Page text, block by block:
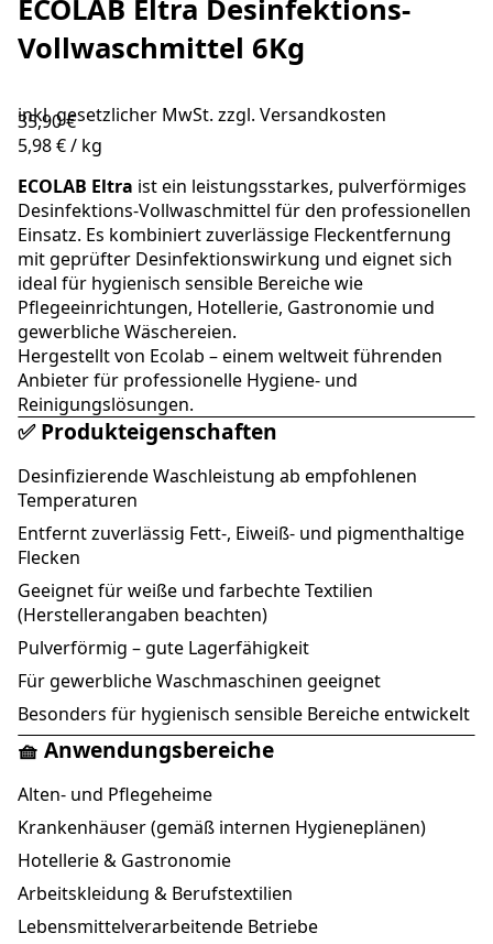
ECOLAB Eltra Desinfektions-
Vollwaschmittel 6Kg
inkl. gesetzlicher MwSt. zzgl. Versandkosten
35,90 €
5,98 €/ kg
ECOLAB Eltra ist ein leistungsstarkes, pulverförmiges
Desinfektions-Vollwaschmittel für den professionellen
Einsatz. Es kombiniert zuverlässige Fleckentfernung
mit geprüfter Desinfektionswirkung und eignet sich
ideal für hygienisch sensible Bereiche wie
Pflegeeinrichtungen, Hotellerie, Gastronomie und
gewerbliche Wäschereien.
Hergestellt von Ecolab – einem weltweit führenden
Anbieter für professionelle Hygiene- und
Reinigungslösungen.
✅ Produkteigenschaften
Desinfizierende Waschleistung ab empfohlenen
Temperaturen
Entfernt zuverlässig Fett-, Eiweiß- und pigmenthaltige
Flecken
Geeignet für weiße und farbechte Textilien
(Herstellerangaben beachten)
Pulverförmig – gute Lagerfähigkeit
Für gewerbliche Waschmaschinen geeignet
Besonders für hygienisch sensible Bereiche entwickelt
🧺 Anwendungsbereiche
Alten- und Pflegeheime
Krankenhäuser (gemäß internen Hygieneplänen)
Hotellerie & Gastronomie
Arbeitskleidung & Berufstextilien
Lebensmittelverarbeitende Betriebe